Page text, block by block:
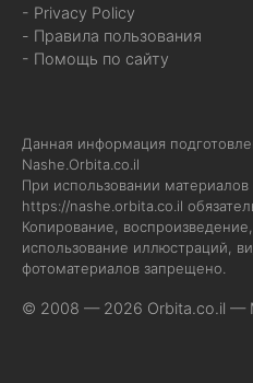
- Privacy Policy
- Правила пользования
- Помощь по сайту
Данная информация
Nashe.Orbita.co.il
При использовании материалов
https://nashe.orbita.co.il
Копирование,
использование иллюстраций,
фотоматериалов запрещено.
© 2008 — 2026 Orbita.co.il —